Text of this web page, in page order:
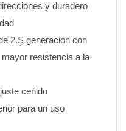
y duradero
2.Ş generación con
resistencia a la
ceńido
para un uso